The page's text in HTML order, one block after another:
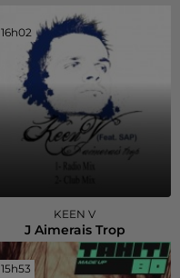
16h02
16h02
KEEN V
J Aimerais Trop
15h53
15h53